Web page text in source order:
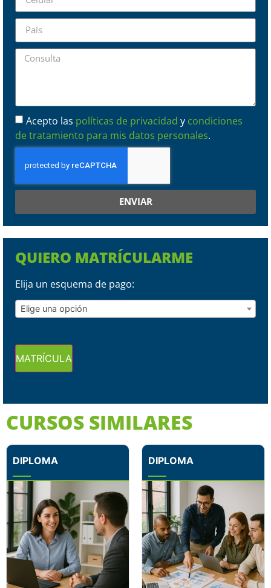
Acepto las políticas de privacidad y condiciones
de tratamiento para mis datos personales.
ENVIAR
QUIERO MATRÍCULARME
Elija un esquema de pago:
Elige una opción
MATRÍCULA
CURSOS SIMILARES
DIPLOMA DIPLOMA